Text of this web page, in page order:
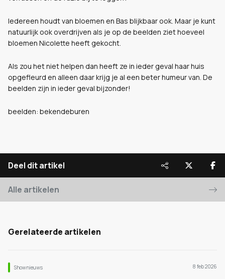
Iedereen houdt van bloemen en Bas blijkbaar ook. Maar je kunt
natuurlijk ook overdrijven als je op de beelden ziet hoeveel
bloemen Nicolette heeft gekocht.
Als zou het niet helpen dan heeft ze in ieder geval haar huis
opgefleurd en alleen daar krijg je al een beter humeur van. De
beelden zijn in ieder geval bijzonder!
beelden: bekendeburen
Deel dit artikel
Alle artikelen
Gerelateerde artikelen
Shownieuws 8 feb 2026